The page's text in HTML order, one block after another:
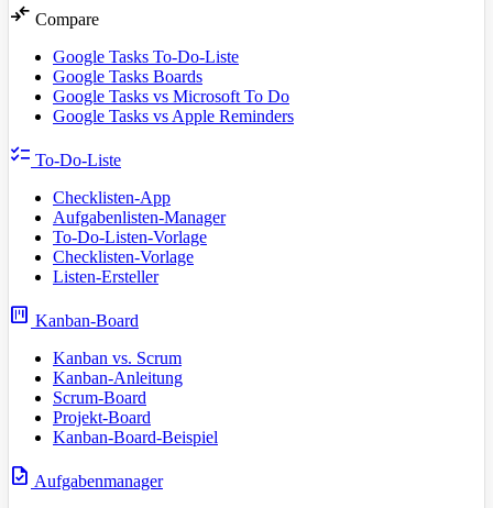
compare_arrows Compare
Google Tasks To-Do-Liste
Google Tasks Boards
Google Tasks vs Microsoft To Do
Google Tasks vs Apple Reminders
checklist To-Do-Liste
Checklisten-App
Aufgabenlisten-Manager
To-Do-Listen-Vorlage
Checklisten-Vorlage
Listen-Ersteller
view_kanban Kanban-Board
Kanban vs. Scrum
Kanban-Anleitung
Scrum-Board
Projekt-Board
Kanban-Board-Beispiel
task Aufgabenmanager